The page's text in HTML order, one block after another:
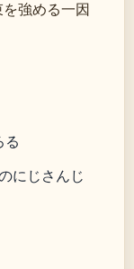
強める一因
る
にじさんじ